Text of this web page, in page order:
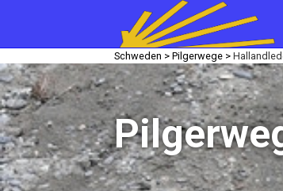
Schweden > Pilgerwege >